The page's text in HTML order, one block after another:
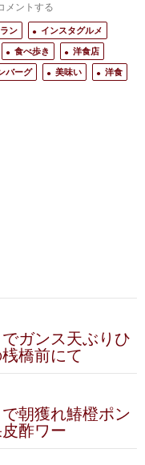
メントする
ン
インスタグルメ
食べ歩き
洋食店
バーグ 美味い
洋食
ガンス天ぶりひ
橋前にて
朝獲れ鰆橙ポン
酢ワー